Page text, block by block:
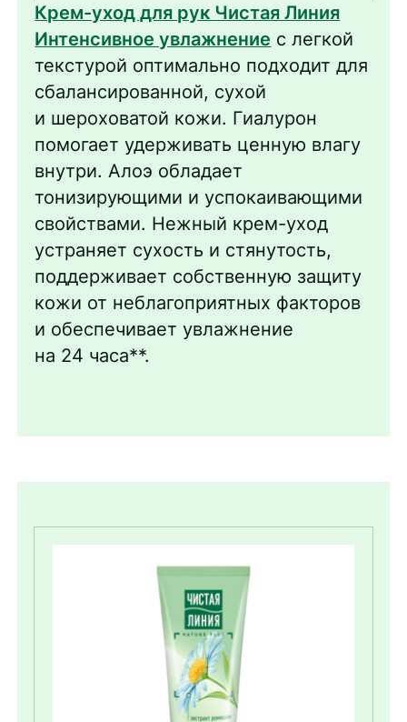
Крем-уход для рук Чистая Линия
Интенсивное увлажнение с легкой
текстурой оптимально подходит для
сбалансированной, сухой
и шероховатой кожи. Гиалурон
помогает удерживать ценную влагу
внутри. Алоэ обладает
тонизирующими и успокаивающими
свойствами. Нежный крем-уход
устраняет сухость и стянутость,
поддерживает собственную защиту
кожи от неблагоприятных факторов
и обеспечивает увлажнение
на 24 часа**.